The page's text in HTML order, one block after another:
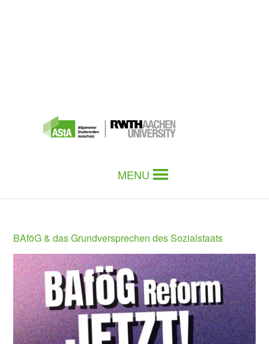
MENU
BAföG & das Grundversprechen des Sozialstaats